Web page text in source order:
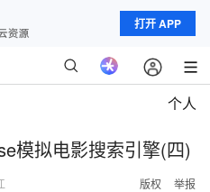
打开 APP
个人
模拟电影搜索引擎(四)
版权 举报